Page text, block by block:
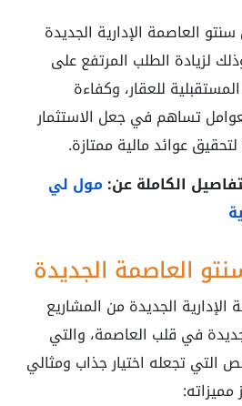
العاصمة الإدارية الجديدة
لزيادة الطلب المرتفع على
للعقار، وكفاءة
تساهم في جعل الاستثمار
عوائد مالية ممتازة.
الكاملة عن:مول لي
العاصمة الجديدة
الجديدة من المشاريع
في قلب العاصمة، والتي
التي تجعله اختيار جذاب ومثالي
مميزاته: